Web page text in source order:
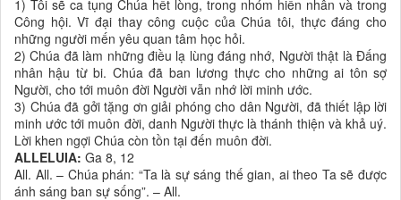
1) Tôi sẽ ca tụng Chúa hết lòng, trong nhóm hiền nhân và trong
Công hội. Vĩ đại thay công cuộc của Chúa tôi, thực đáng cho
những người mến yêu quan tâm học hỏi.
2) Chúa đã làm những điều lạ lùng đáng nhớ, Người thật là Ðấng
nhân hậu từ bi. Chúa đã ban lương thực cho những ai tôn sợ
Người, cho tới muôn đời Người vẫn nhớ lời minh ước.
3) Chúa đã gởi tặng ơn giải phóng cho dân Người, đã thiết lập lời
minh ước tới muôn đời, danh Người thực là thánh thiện và khả uý.
Lời khen ngợi Chúa còn tồn tại đến muôn đời.
ALLELUIA: Ga 8, 12
All. All. – Chúa phán: “Ta là sự sáng thế gian, ai theo Ta sẽ được
ánh sáng ban sự sống”. – All.